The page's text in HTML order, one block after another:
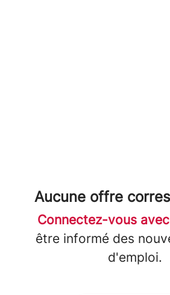
Aucune offre
Connectez-vous
être informé des
d'emploi.